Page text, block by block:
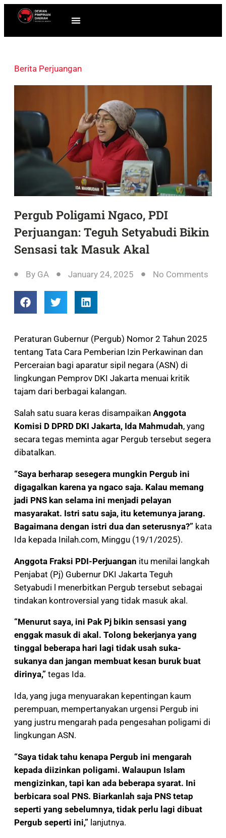
Berita Perjuangan
Pergub Poligami Ngaco, PDI
Perjuangan: Teguh Setyabudi Bikin
Sensasi tak Masuk Akal
By GA January 24, 2025 No Comments
Peraturan Gubernur (Pergub) Nomor 2 Tahun 2025
tentang Tata Cara Pemberian Izin Perkawinan dan
Perceraian bagi aparatur sipil negara (ASN) di
lingkungan Pemprov DKI Jakarta menuai kritik
tajam dari berbagai kalangan.
Salah satu suara keras disampaikan Anggota
Komisi D DPRD DKI Jakarta, Ida Mahmudah, yang
secara tegas meminta agar Pergub tersebut segera
dibatalkan.
“Saya berharap sesegera mungkin Pergub ini
digagalkan karena ya ngaco saja. Kalau memang
jadi PNS kan selama ini menjadi pelayan
masyarakat. Istri satu saja, itu ketemunya jarang.
Bagaimana dengan istri dua dan seterusnya?” kata
Ida kepada Inilah.com, Minggu (19/1/2025).
Anggota Fraksi PDI-Perjuangan itu menilai langkah
Penjabat (Pj) Gubernur DKI Jakarta Teguh
Setyabudi l menerbitkan Pergub tersebut sebagai
tindakan kontroversial yang tidak masuk akal.
“Menurut saya, ini Pak Pj bikin sensasi yang
enggak masuk di akal. Tolong bekerjanya yang
tinggal beberapa hari lagi tidak usah suka-
sukanya dan jangan membuat kesan buruk buat
dirinya,” tegas Ida.
Ida, yang juga menyuarakan kepentingan kaum
perempuan, mempertanyakan urgensi Pergub ini
yang justru mengarah pada pengesahan poligami di
lingkungan ASN.
“Saya tidak tahu kenapa Pergub ini mengarah
kepada diizinkan poligami. Walaupun Islam
mengizinkan, tapi kan ada beberapa syarat. Ini
berbicara soal PNS. Biarkanlah saja PNS tetap
seperti yang sebelumnya, tidak perlu lagi dibuat
Pergub seperti ini,” lanjutnya.